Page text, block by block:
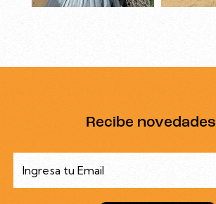
Recibe novedades